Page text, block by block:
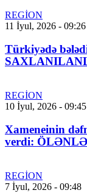
REGİON
11 İyul, 2026 - 09:26
Türkiyədə
REGİON
10 İyul, 2026 - 09:45
Xameneinin
verdi:
REGİON
7 İyul, 2026 - 09:48